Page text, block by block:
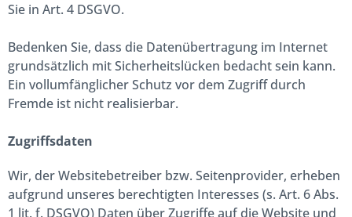
Sie in Art. 4 DSGVO.
Bedenken Sie, dass die Datenübertragung im Internet
grundsätzlich mit Sicherheitslücken bedacht sein kann.
Ein vollumfänglicher Schutz vor dem Zugriff durch
Fremde ist nicht realisierbar.
Zugriffsdaten
Wir, der Websitebetreiber bzw. Seitenprovider, erheben
aufgrund unseres berechtigten Interesses (s. Art. 6 Abs.
1 lit. f. DSGVO) Daten über Zugriffe auf die Website und